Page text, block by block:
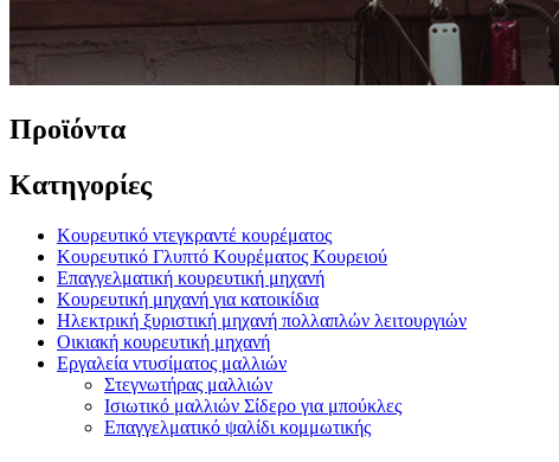
Προϊόντα
Κατηγορίες
Κουρευτικό ντεγκραντέ κουρέματος
Κουρευτικό Γλυπτό Κουρέματος Κουρειού
Επαγγελματική κουρευτική μηχανή
Κουρευτική μηχανή για κατοικίδια
Ηλεκτρική ξυριστική μηχανή πολλαπλών λειτουργιών
Οικιακή κουρευτική μηχανή
Εργαλεία ντυσίματος μαλλιών
Στεγνωτήρας μαλλιών
Ισιωτικό μαλλιών Σίδερο για μπούκλες
Επαγγελματικό ψαλίδι κομμωτικής